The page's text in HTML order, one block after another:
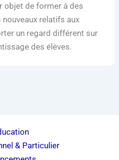
objet de former à des
relatifs aux
un regard différent sur
des élèves.
& Particulier